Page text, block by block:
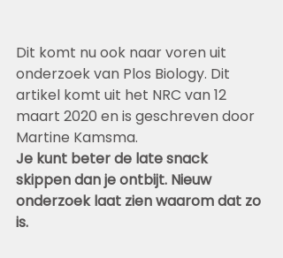
Dit komt nu ook naar voren uit
onderzoek van Plos Biology. Dit
artikel komt uit het NRC van 12
maart 2020 en is geschreven door
Martine Kamsma.
Je kunt beter de late snack
skippen dan je ontbijt. Nieuw
onderzoek laat zien waarom dat zo
is.